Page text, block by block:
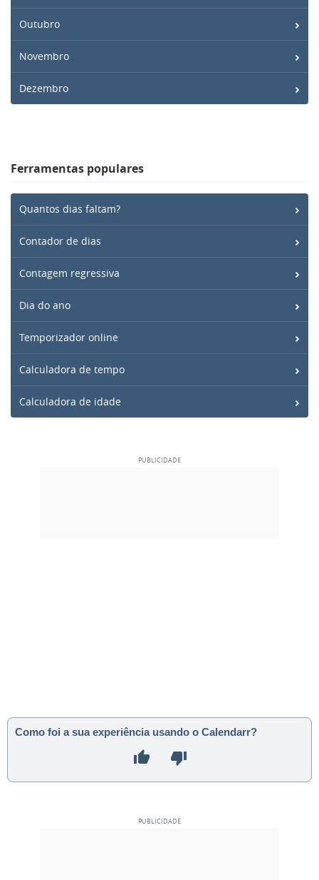
Outubro
Novembro
Dezembro
Ferramentas populares
Quantos dias faltam?
Contador de dias
Contagem regressiva
Dia do ano
Temporizador online
Calculadora de tempo
Calculadora de idade
Como foi a sua experiência usando o Calendarr?